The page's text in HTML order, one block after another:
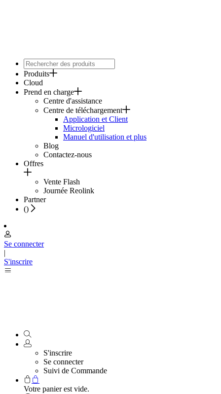
Produits
Cloud
Prend en charge
Centre d'assistance
Centre de téléchargement
Application et Client
Micrologiciel
Manuel d'utilisation et plus
Blog
Contactez-nous
Offres
Vente Flash
Journée Reolink
Partner
()
Se connecter
|
S'inscrire
S'inscrire
Se connecter
Suivi de Commande
Votre panier est vide.